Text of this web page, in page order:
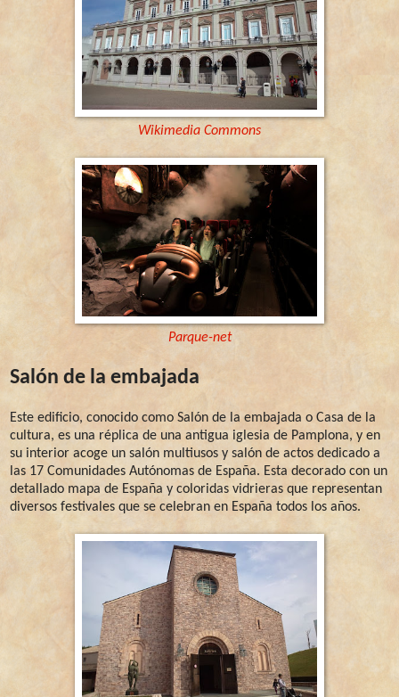
Wikimedia Commons
Parque-net
Salón de la embajada
Este edificio, conocido como Salón de la embajada o Casa de la
cultura, es una réplica de una antigua iglesia de Pamplona, y en
su interior acoge un salón multiusos y salón de actos dedicado a
las 17 Comunidades Autónomas de España. Esta decorado con un
detallado mapa de España y coloridas vidrieras que representan
diversos festivales que se celebran en España todos los años.